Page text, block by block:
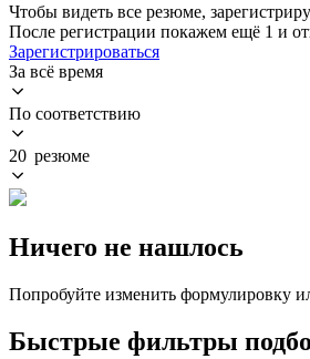
Чтобы видеть все резюме,
После регистрации покажем ещё 1 и
Зарегистрироваться
За всё время
По соответствию
20 резюме
Ничего не нашлось
Попробуйте изменить формулировку
Быстрые фильтры